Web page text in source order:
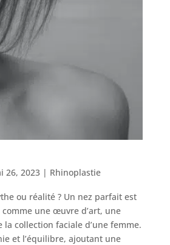
26, 2023| Rhinoplastie
ou réalité ? Un nez parfait est
une œuvre d’art, une
la collection faciale d’une femme.
et l’équilibre, ajoutant une